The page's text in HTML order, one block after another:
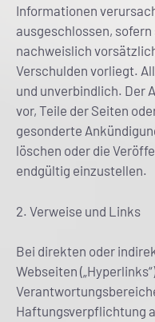
Informationen
ausgeschlossen,
nachweislich
Verschulden vorliegt.
und unverbindlich. Der
vor, Teile der Seiten
gesonderte
löschen oder die
endgültig einzustellen.
2. Verweise und Links
Bei direkten oder
Webseiten
Haftungsverpflichtung